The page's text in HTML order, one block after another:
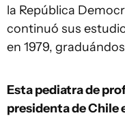
la República
continuó sus
en 1979,
Esta pediatra de
presidenta de Chile